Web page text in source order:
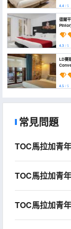
4.4 / 5
德爾平託
4.3 / 5
LD賽斯
4.5 / 5
常見問題
TOC馬拉加青
TOC馬拉加青
TOC馬拉加青